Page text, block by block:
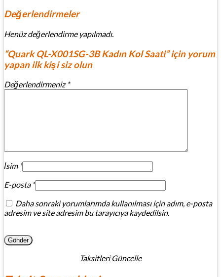
Değerlendirmeler
Henüz değerlendirme yapılmadı.
“Quark QL-X001SG-3B Kadın Kol Saati” için yorum
yapan ilk kişi siz olun
Değerlendirmeniz *
İsim *
E-posta *
Daha sonraki yorumlarımda kullanılması için adım, e-posta
adresim ve site adresim bu tarayıcıya kaydedilsin.
Taksitleri Güncelle